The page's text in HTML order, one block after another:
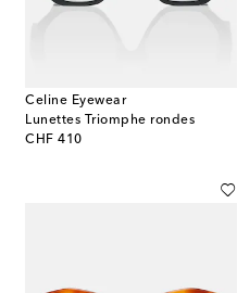
Celine Eyewear
Lunettes Triomphe rondes
CHF 410
original price